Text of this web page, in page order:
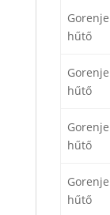
Gorenje
hűtő
Gorenje
hűtő
Gorenje
hűtő
Gorenje
hűtő